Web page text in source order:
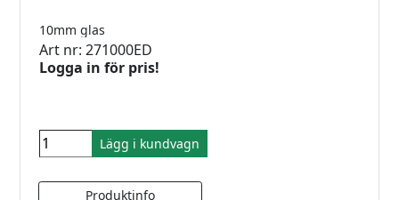
10mm glas
Art nr: 271000ED
Logga in för pris!
Lägg i kundvagn